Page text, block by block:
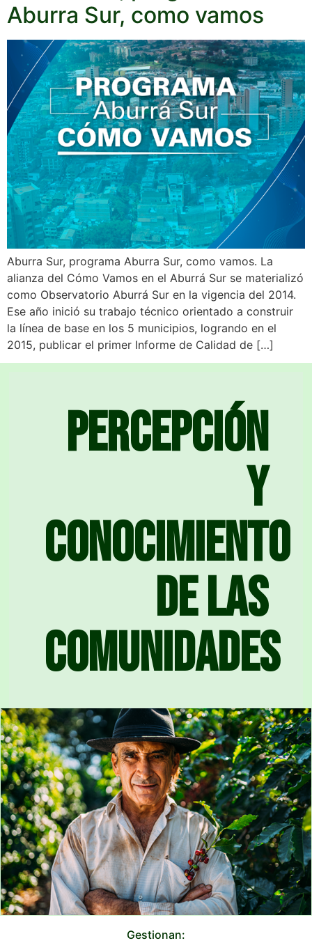
Aburra Sur, como vamos
Aburra Sur, programa Aburra Sur, como vamos. La
alianza del Cómo Vamos en el Aburrá Sur se materializó
como Observatorio Aburrá Sur en la vigencia del 2014.
Ese año inició su trabajo técnico orientado a construir
la línea de base en los 5 municipios, logrando en el
2015, publicar el primer Informe de Calidad de […]
Percepción
y
conocimiento
de las
comunidades
Gestionan: